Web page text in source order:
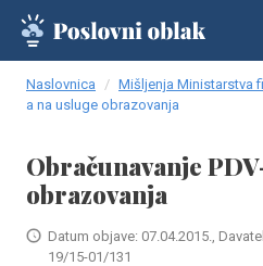
Naslovnica Mišljenja Ministarstva
a na usluge obrazovanja
Obračunavanje
obrazovanja
Datum objave: 07.04.2015.,
19/15-01/131